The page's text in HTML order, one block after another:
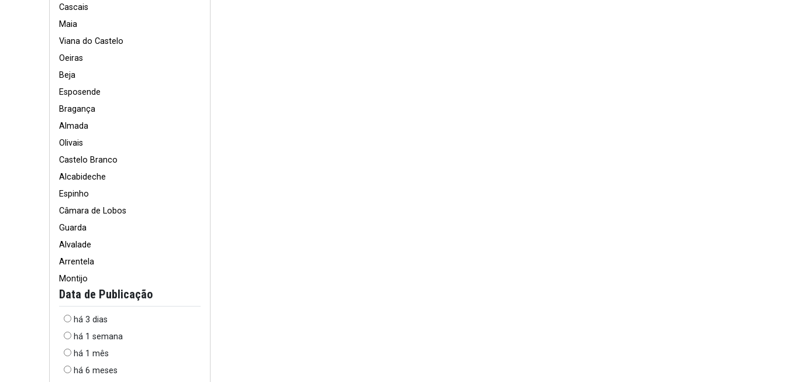
Cascais
Maia
Viana do Castelo
Oeiras
Beja
Esposende
Bragança
Almada
Olivais
Castelo Branco
Alcabideche
Espinho
Câmara de Lobos
Guarda
Alvalade
Arrentela
Montijo
Data de Publicação
há 3 dias
há 1 semana
há 1 mês
há 6 meses